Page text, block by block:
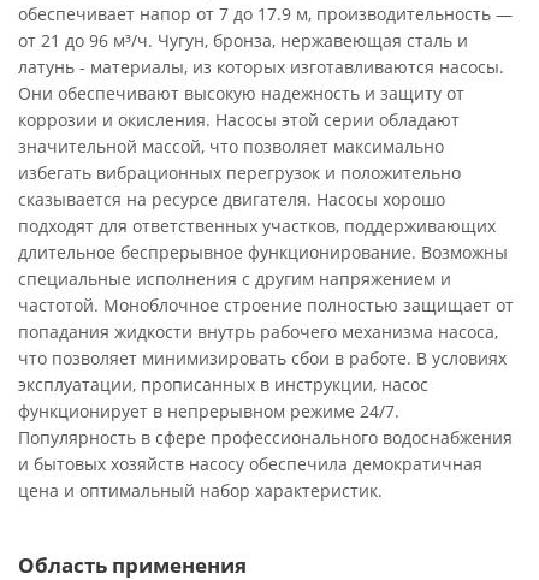
обеспечивает напор от 7 до 17.9 м, производительность —
от 21 до 96 м³/ч. Чугун, бронза, нержавеющая сталь и
латунь - материалы, из которых изготавливаются насосы.
Они обеспечивают высокую надежность и защиту от
коррозии и окисления. Насосы этой серии обладают
значительной массой, что позволяет максимально
избегать вибрационных перегрузок и положительно
сказывается на ресурсе двигателя. Насосы хорошо
подходят для ответственных участков, поддерживающих
длительное беспрерывное функционирование. Возможны
специальные исполнения с другим напряжением и
частотой. Моноблочное строение полностью защищает от
попадания жидкости внутрь рабочего механизма насоса,
что позволяет минимизировать сбои в работе. В условиях
эксплуатации, прописанных в инструкции, насос
функционирует в непрерывном режиме 24/7.
Популярность в сфере профессионального водоснабжения
и бытовых хозяйств насосу обеспечила демократичная
цена и оптимальный набор характеристик.
Область применения